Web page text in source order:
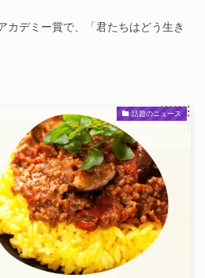
カデミー賞で、「君たちはどう生き
話題のニュース